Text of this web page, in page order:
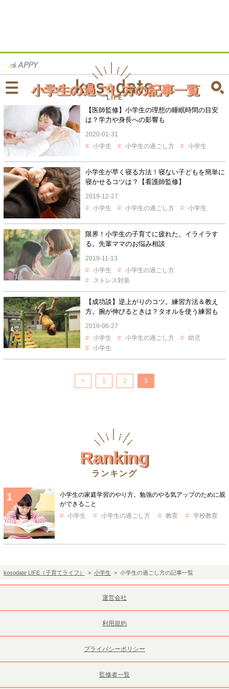
小学生の過ごし方の記事一覧
【医師監修】小学生の理想の睡眠時間の目安
は？学力や身長への影響も
2020-01-31
小学生
小学生の過ごし方 小学生
小学生が早く寝る方法！寝ない子どもを簡単に
寝かせるコツは？【看護師監修】
2019-12-27
小学生
小学生の過ごし方 小学生
限界！小学生の子育てに疲れた。イライラす
る。先輩ママのお悩み相談
2019-11-13
小学生
小学生の過ごし方
ストレス対策
【成功談】逆上がりのコツ。練習方法＆教え
方。腕が伸びるときは？タオルを使う練習も
2019-06-27
小学生
小学生の過ごし方
幼児
小学生
< 1 2 3
Ranking
ランキング
小学生の家庭学習のやり方。勉強のやる気アップのために親
ができること
小学生
小学生の過ごし方 教育 学校教育
kosodate LIFE（子育てライフ） > 小学生 > 小学生の過ごし方の記事一覧
運営会社
利用規約
プライバシーポリシー
監修者一覧